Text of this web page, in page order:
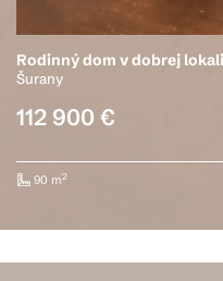
Súkromné aj podnikateľské využitie